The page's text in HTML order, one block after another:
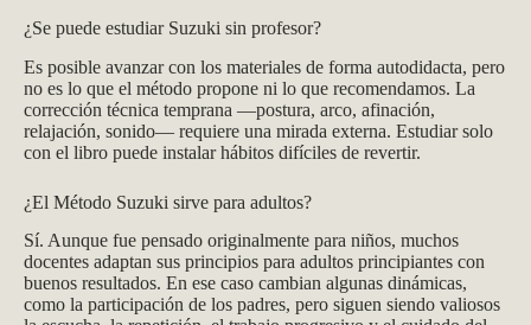
¿Se puede estudiar Suzuki sin profesor?
Es posible avanzar con los materiales de forma autodidacta, pero
no es lo que el método propone ni lo que recomendamos. La
corrección técnica temprana —postura, arco, afinación,
relajación, sonido— requiere una mirada externa. Estudiar solo
con el libro puede instalar hábitos difíciles de revertir.
¿El Método Suzuki sirve para adultos?
Sí. Aunque fue pensado originalmente para niños, muchos
docentes adaptan sus principios para adultos principiantes con
buenos resultados. En ese caso cambian algunas dinámicas,
como la participación de los padres, pero siguen siendo valiosos